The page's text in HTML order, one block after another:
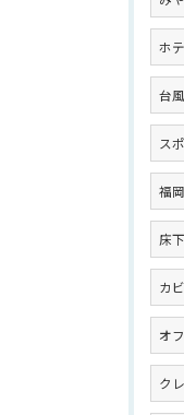
ホ
台
ス
福
床
カ
オ
ク